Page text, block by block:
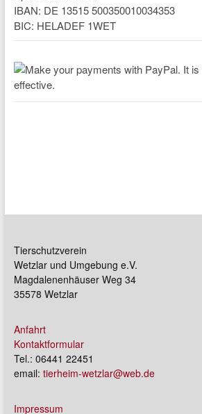
IBAN: DE 13515 500350010034353
BIC: HELADEF 1WET
Tierschutzverein
Wetzlar und Umgebung e.V.
Magdalenenhäuser Weg 34
35578 Wetzlar
Anfahrt
Kontaktformular
Tel.: 06441 22451
email: tierheim-wetzlar@web.de
Impressum